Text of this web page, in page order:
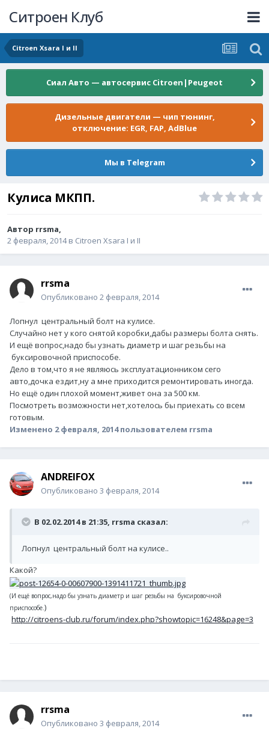
Ситроен Клуб
Citroen Xsara I и II
Сиал Авто — автосервис Citroen|Peugeot
Дизельные двигатели — чип тюнинг,
отключение: EGR, FAP, AdBlue
Мы в Telegram
Кулиса МКПП.
Автор rrsma,
2 февраля, 2014в Citroen Xsara I и II
rrsma
Опубликовано 2 февраля, 2014
Лопнул центральный болт на кулисе.
Случайно нет у кого снятой коробки,дабы размеры болта снять.
И ещё вопрос,надо бы узнать диаметр и шаг резьбы на
буксировочной приспособе.
Дело в том,что я не являюсь эксплуатационником сего
авто,дочка ездит,ну а мне приходится ремонтировать иногда.
Но ещё один плохой момент,живет она за 500 км.
Посмотреть возможности нет,хотелось бы приехать со всем
готовым.
Изменено 2 февраля, 2014пользователем rrsma
ANDREIFOX
Опубликовано 3 февраля, 2014
В 02.02.2014 в 21:35, rrsma сказал:
Лопнул центральный болт на кулисе..
Какой?
(И ещё вопрос,надо бы узнать диаметр и шаг резьбы на буксировочной
приспособе.)
http://citroens-club.ru/forum/index.php?showtopic=16248&page=3
rrsma
Опубликовано 3 февраля, 2014